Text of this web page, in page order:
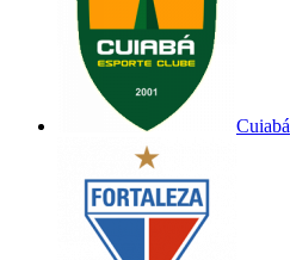
Cuiabá